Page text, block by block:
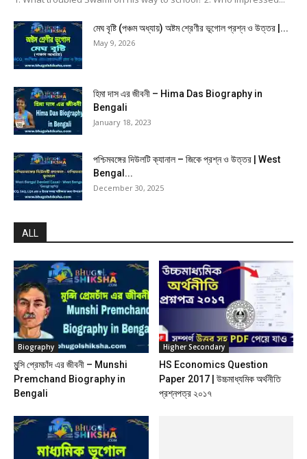
মেঘ বৃষ্টি (পঞ্চম অধ্যায়) অষ্টম শ্রেণীর ভূগোল প্রশ্ন ও উত্তর |...
May 9, 2026
হিমা দাস এর জীবনী – Hima Das Biography in
Bengali
January 18, 2023
পশ্চিমবঙ্গের দিউলটি ক্যানাল – জিকে প্রশ্ন ও উত্তর | West
Bengal...
December 30, 2025
ALL
Biography
মুন্সি প্রেমচাঁদ এর জীবনী – Munshi
Premchand Biography in
Bengali
Higher Secondary
HS Economics Question
Paper 2017 | উচ্চমাধ্যমিক অর্থনীতি
প্রশ্নপত্র ২০১৭